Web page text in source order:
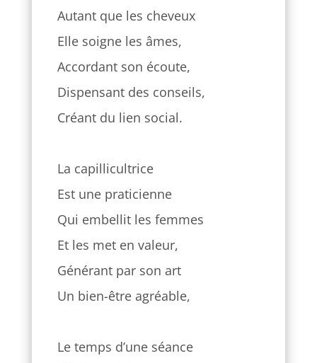
Autant que les cheveux
Elle soigne les âmes,
Accordant son écoute,
Dispensant des conseils,
Créant du lien social.
La capillicultrice
Est une praticienne
Qui embellit les femmes
Et les met en valeur,
Générant par son art
Un bien-être agréable,
Le temps d’une séance